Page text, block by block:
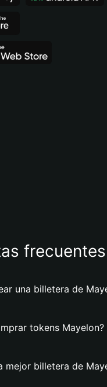
frecuentes
una billetera de
tokens Mayelon?
mejor billetera de